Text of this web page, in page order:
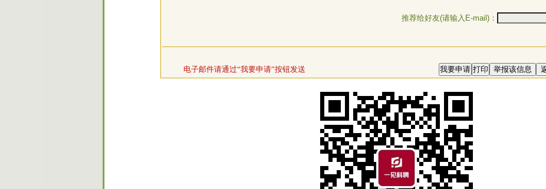
推荐给好友(请输入E-mail)：
电子邮件请通过“我要申请”按钮发送